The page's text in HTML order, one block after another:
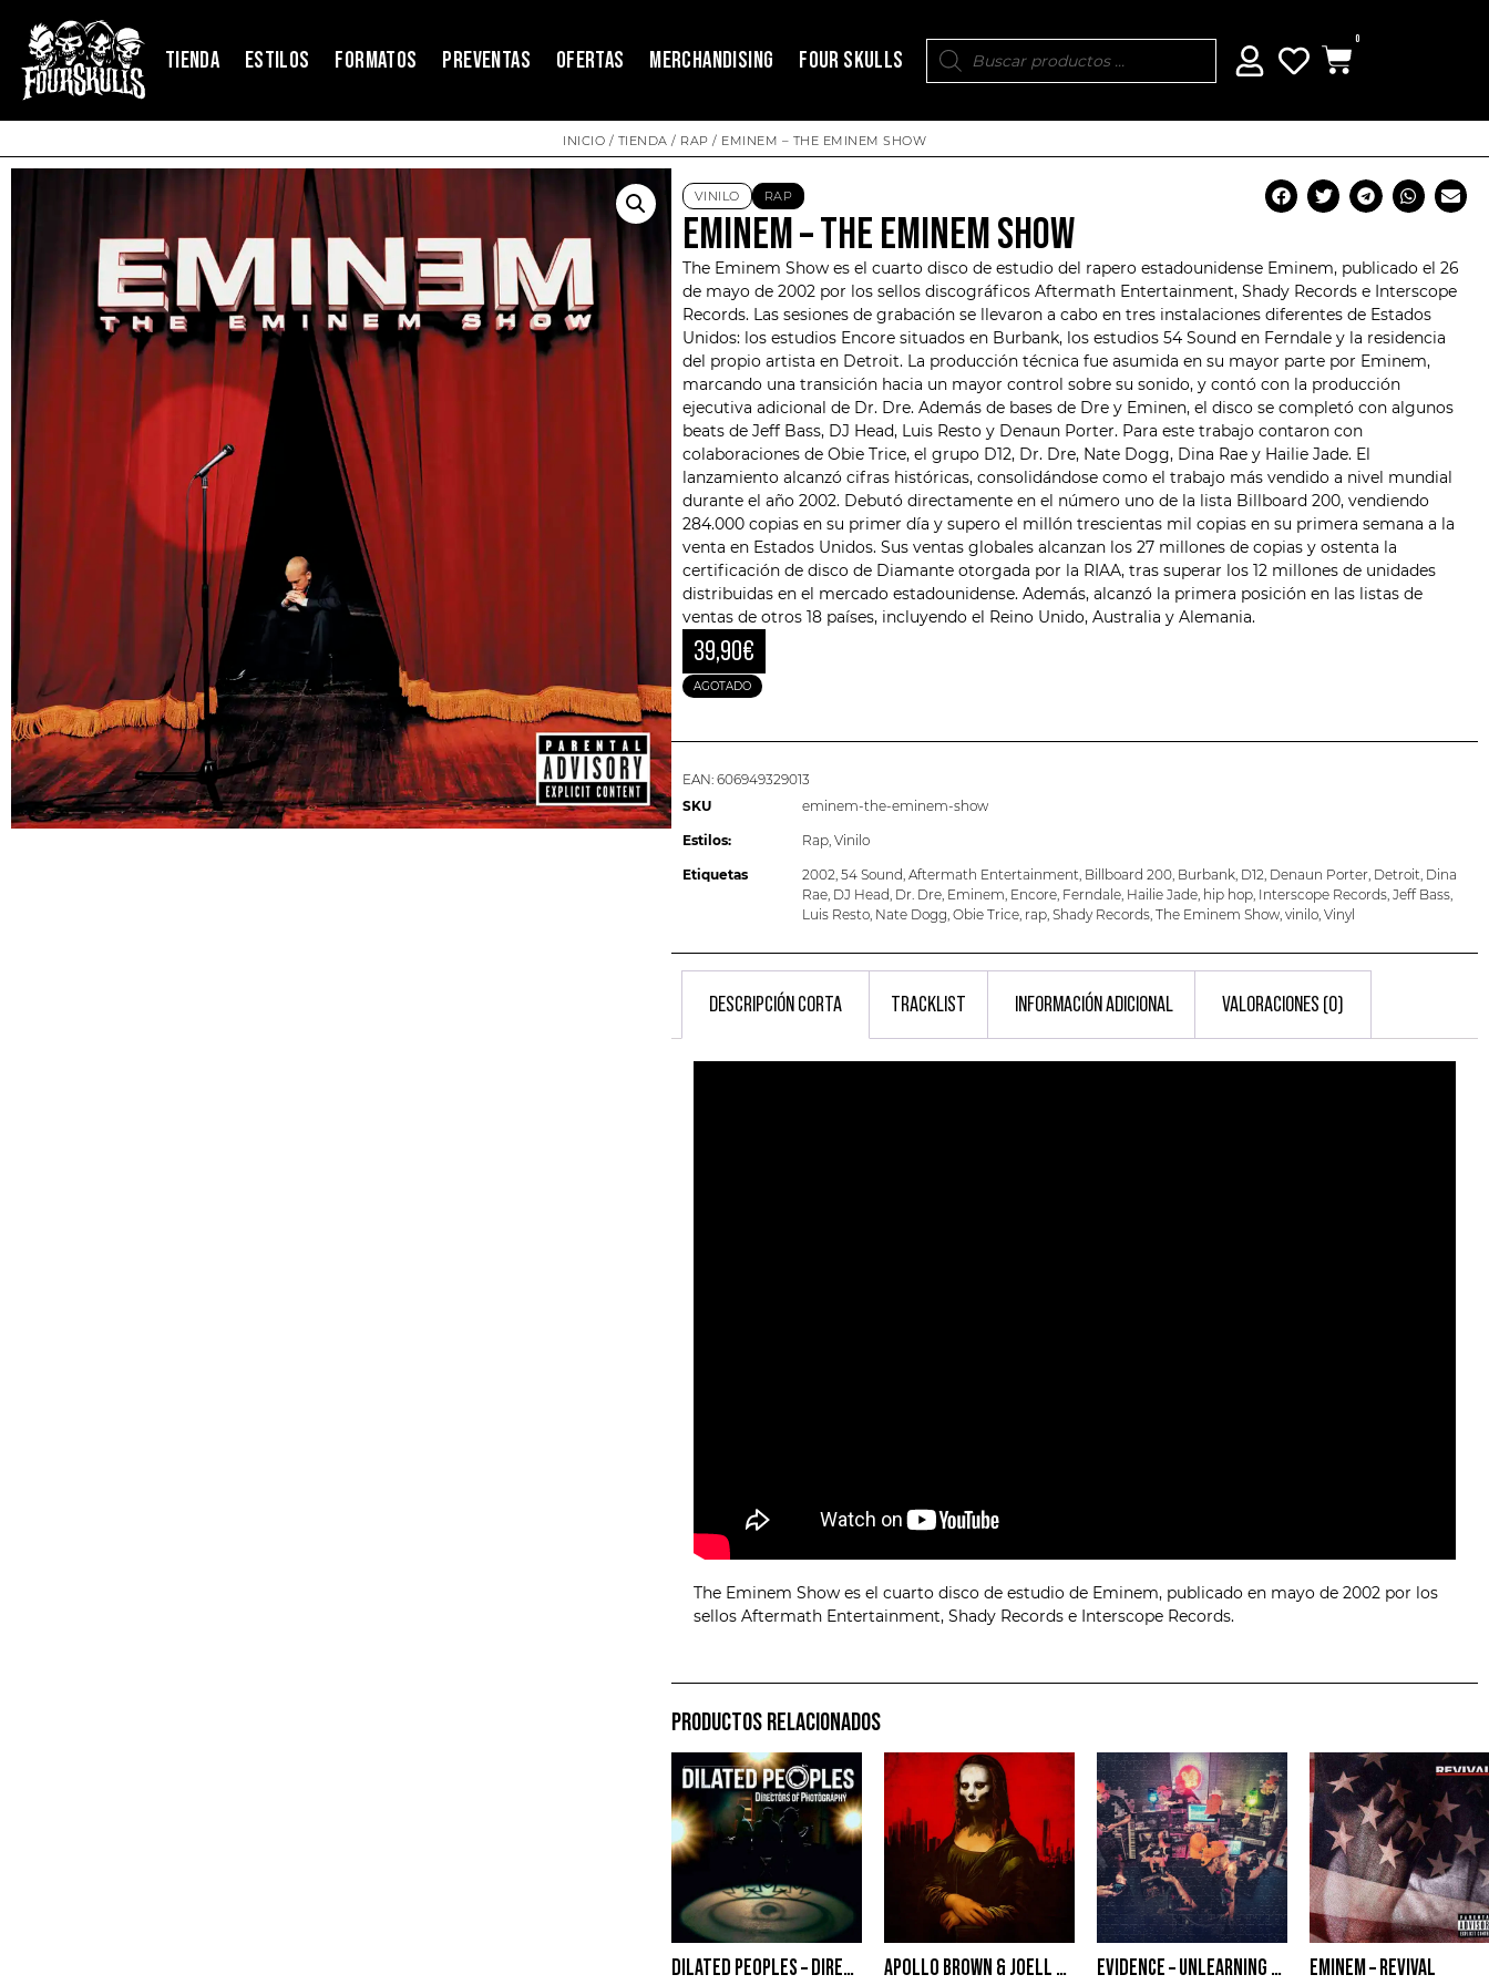
TIENDA ESTILOS FORMATOS PREVENTAS OFERTAS MERCHANDISING FOUR SKULLS
0
INICIO / TIENDA / RAP / EMINEM – THE EMINEM SHOW
VINILO RAP
EMINEM – THE EMINEM SHOW
The Eminem Show es el cuarto disco de estudio del rapero estadounidense Eminem, publicado el 26
de mayo de 2002 por los sellos discográficos Aftermath Entertainment, Shady Records e Interscope
Records. Las sesiones de grabación se llevaron a cabo en tres instalaciones diferentes de Estados
Unidos: los estudios Encore situados en Burbank, los estudios 54 Sound en Ferndale y la residencia
del propio artista en Detroit. La producción técnica fue asumida en su mayor parte por Eminem,
marcando una transición hacia un mayor control sobre su sonido, y contó con la producción
ejecutiva adicional de Dr. Dre. Además de bases de Dre y Eminen, el disco se completó con algunos
beats de Jeff Bass, DJ Head, Luis Resto y Denaun Porter. Para este trabajo contaron con
colaboraciones de Obie Trice, el grupo D12, Dr. Dre, Nate Dogg, Dina Rae y Hailie Jade. El
lanzamiento alcanzó cifras históricas, consolidándose como el trabajo más vendido a nivel mundial
durante el año 2002. Debutó directamente en el número uno de la lista Billboard 200, vendiendo
284.000 copias en su primer día y supero el millón trescientas mil copias en su primera semana a la
venta en Estados Unidos. Sus ventas globales alcanzan los 27 millones de copias y ostenta la
certificación de disco de Diamante otorgada por la RIAA, tras superar los 12 millones de unidades
distribuidas en el mercado estadounidense. Además, alcanzó la primera posición en las listas de
ventas de otros 18 países, incluyendo el Reino Unido, Australia y Alemania.
39,90€
AGOTADO
EAN: 606949329013
SKU
eminem-the-eminem-show
Estilos: Rap, Vinilo
Etiquetas 2002, 54 Sound, Aftermath Entertainment, Billboard 200, Burbank, D12, Denaun Porter, Detroit, Dina
Rae, DJ Head, Dr. Dre, Eminem, Encore, Ferndale, Hailie Jade, hip hop, Interscope Records, Jeff Bass,
Luis Resto, Nate Dogg, Obie Trice, rap, Shady Records, The Eminem Show, vinilo, Vinyl
DESCRIPCIÓN CORTA TRACKLIST INFORMACIÓN ADICIONAL VALORACIONES (0)
The Eminem Show es el cuarto disco de estudio de Eminem, publicado en mayo de 2002 por los
sellos Aftermath Entertainment, Shady Records e Interscope Records.
PRODUCTOS RELACIONADOS
DILATED PEOPLES – DIRECTORS OF PHOTOGRAPHY APOLLO BROWN & JOELL ORTIZ – MONA LISA EVIDENCE – UNLEARNING VOL. 1 EMINEM – REVIVAL